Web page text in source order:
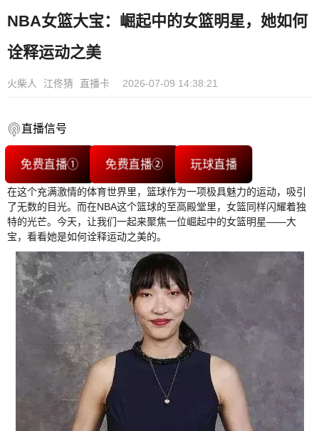
NBA女篮大宝：崛起中的女篮明星，她如何
诠释运动之美
火柴人 江佟猜 直播卡 2026-07-09 14:38:21
直播信号
免费直播① 免费直播② 玩球直播
在这个充满激情的体育世界里，篮球作为一项极具魅力的运动，吸引
了无数的目光。而在NBA这个篮球的至高殿堂里，女篮同样闪耀着独
特的光芒。今天，让我们一起来聚焦一位崛起中的女篮明星——大
宝，看看她是如何诠释运动之美的。